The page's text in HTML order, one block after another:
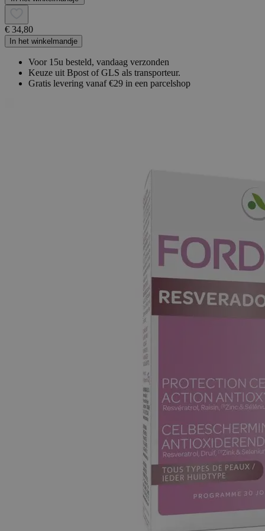
€ 34,80
In het winkelmandje
Voor 15u besteld, vandaag verzonden
Keuze uit Bpost of GLS als transporteur.
Gratis levering vanaf €29 in een parcelshop